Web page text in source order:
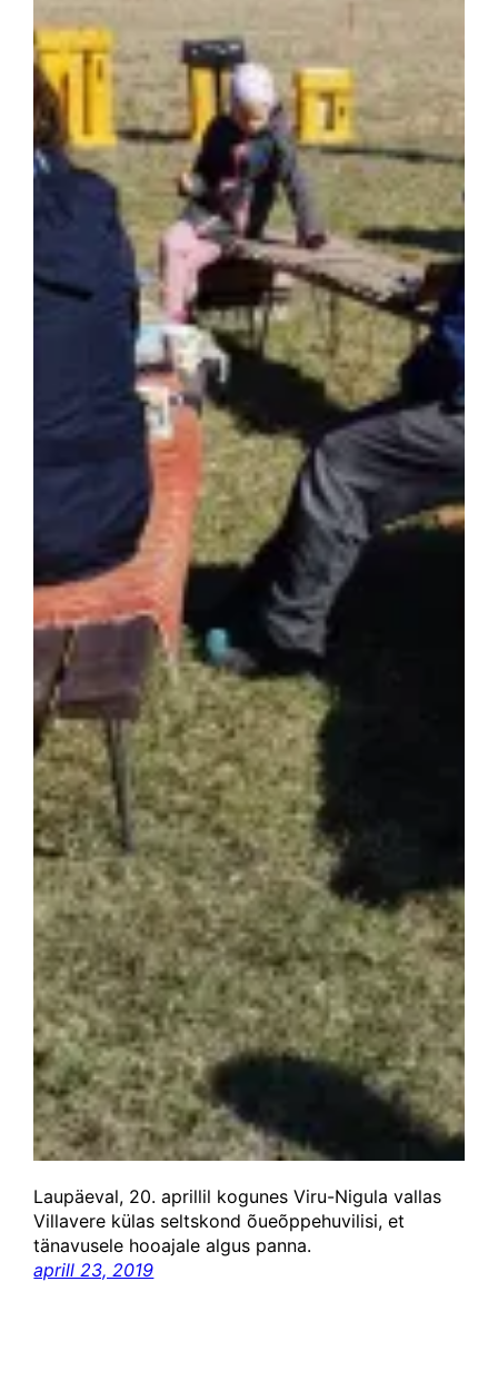
Laupäeval, 20. aprillil kogunes Viru-Nigula vallas
Villavere külas seltskond õueõppehuvilisi, et
tänavusele hooajale algus panna.
aprill 23, 2019